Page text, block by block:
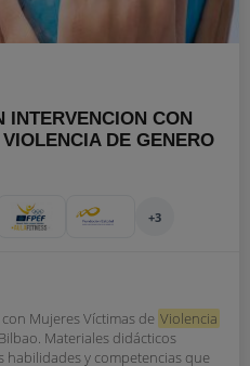
INTERVENCION CON
DE GENERO
+3
Mujeres Víctimas de Violencia
Materiales didácticos
habilidades y competencias que